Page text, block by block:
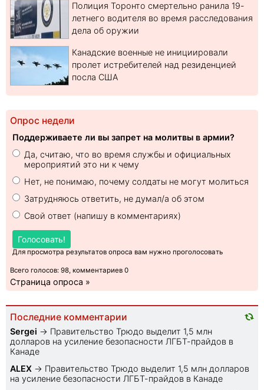
Полиция Торонто смертельно ранила 19-
летнего водителя во время расследования
дела об оружии
Канадские военные не инициировали
пролет истребителей над резиденцией
посла США
Опрос недели
Поддерживаете ли вы запрет на молитвы в армии?
Да, считаю, что во время службы и официальных
мероприятий это ни к чему
Нет, не понимаю, почему солдаты не могут молиться
Затрудняюсь ответить, не думал/а об этом
Свой ответ (напишу в комментариях)
Голосовать!
Для просмотра результатов опроса вам нужно проголосовать
Всего голосов: 98, комментариев 0
Страница опроса »
Последние комментарии
Sеrgei → Правительство Трюдо выделит 1,5 млн
долларов на усиление безопасности ЛГБТ-прайдов в
Канаде
ALEX → Правительство Трюдо выделит 1,5 млн долларов
на усиление безопасности ЛГБТ-прайдов в Канаде